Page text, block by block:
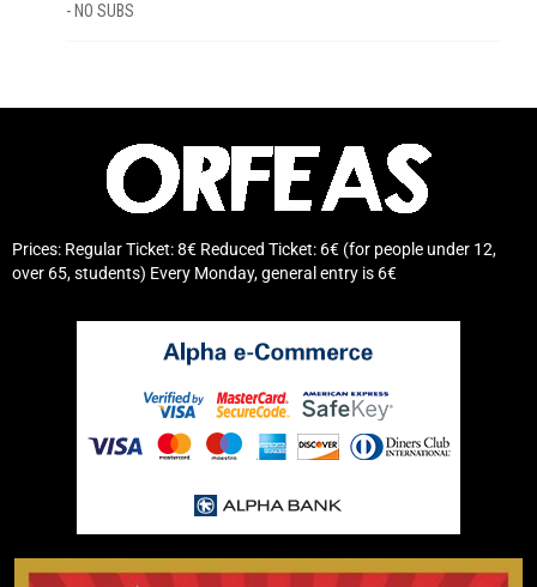
- NO SUBS
Prices: Regular Ticket: 8€ Reduced Ticket: 6€ (for people under 12,
over 65, students) Every Monday, general entry is 6€